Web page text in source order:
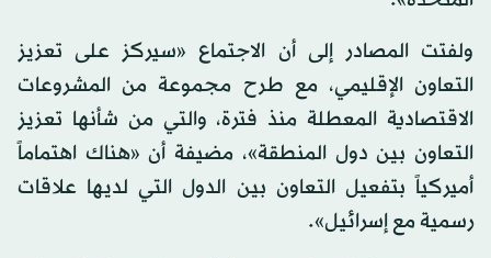
ولفتت المصادر إلى أن الاجتماع «سيركز على تعزيز
التعاون الإقليمي، مع طرح مجموعة من المشروعات
الاقتصادية المعطلة منذ فترة، والتي من شأنها تعزيز
التعاون بين دول المنطقة»، مضيفة أن «هناك اهتماماً
أميركياً بتفعيل التعاون بين الدول التي لديها علاقات
رسمية مع إسرائيل».